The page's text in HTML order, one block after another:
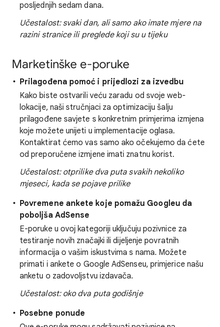
posljednjih sedam dana.
Učestalost: svaki dan, ali samo ako imate mjere na
razini stranice ili preglede koji su u tijeku
Marketinške e-poruke
Prilagođena pomoć i prijedlozi za izvedbu
Kako biste ostvarili veću zaradu od svoje web-
lokacije, naši stručnjaci za optimizaciju šalju
prilagođene savjete s konkretnim primjerima izmjena
koje možete unijeti u implementacije oglasa.
Kontaktirat ćemo vas samo ako očekujemo da ćete
od preporučene izmjene imati znatnu korist.
Učestalost: otprilike dva puta svakih nekoliko
mjeseci, kada se pojave prilike
Povremene ankete koje pomažu Googleu da
poboljša AdSense
E-poruke u ovoj kategoriji uključuju pozivnice za
testiranje novih značajki ili dijeljenje povratnih
informacija o vašim iskustvima s nama. Možete
primati i ankete o Google AdSenseu, primjerice našu
anketu o zadovoljstvu izdavača.
Učestalost: oko dva puta godišnje
Posebne ponude